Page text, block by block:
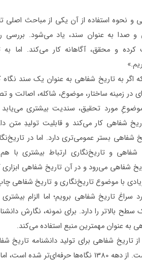
و نحوه استفاده از آن یکی از مباحث
و صدا به عنوان سند، یاد می‌شود.
و محقق، آگاهانه کار می‌کند. اما به
به تاریخ شفاهی به عنوان یک سند نگاه
در زمینه ساختار، موضوع، شاکله، اصالت و
مورد تحقیق، سندیت بیشتری
شفاهی کار می‌کند و قابلیت تولیدِ متن
شفاهی بستر عمومی‌تری دارد. اما در
و تاریخ‌نگاری ارتباط بیشتری با هم
شفاهی می‌رود و در آن تاریخ شفاهی
با موضوع تاریخ‌نگاری و تاریخ شفاهی
سراغ تاریخ شفاهی برویم؛ اما الزام
بالاتر را دارد. برای نمونه، نگارش
به عنوان مهمترین منبع استفاده می‌کند.
تاریخ شفاهی برای تولید دانشنامه تاریخ
دفاع مقدس یکی است؟ قطعاً متفاوت است. از دهه 1380 نگاه‌ها